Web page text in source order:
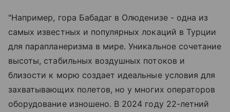
"Например, гора Бабадаг в Олюденизе - одна из
самых известных и популярных локаций в Турции
для парапланеризма в мире. Уникальное сочетание
высоты, стабильных воздушных потоков и
близости к морю создает идеальные условия для
захватывающих полетов, но у многих операторов
оборудование изношено. В 2024 году 22-летний